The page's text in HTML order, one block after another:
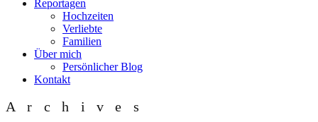
Reportagen
Hochzeiten
Verliebte
Familien
Über mich
Persönlicher Blog
Kontakt
Archives